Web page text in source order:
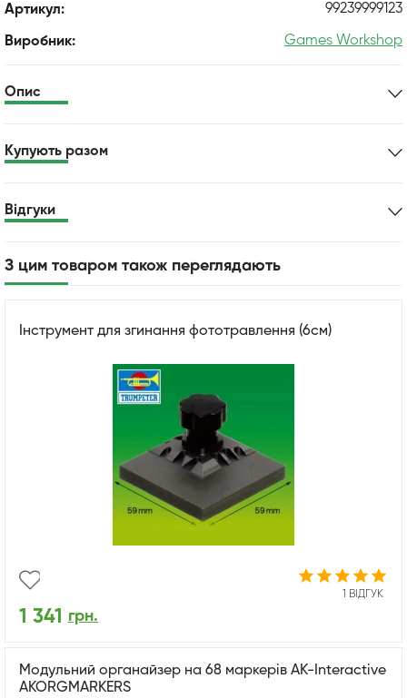
Артикул: 99239999123
Виробник: Games Workshop
Опис
Купують разом
Відгуки
З цим товаром також переглядають
Інструмент для згинання фототравлення (6см)
1 ВІДГУК
1 341 грн.
Модульний органайзер на 68 маркерів AK-Interactive
AKORGMARKERS